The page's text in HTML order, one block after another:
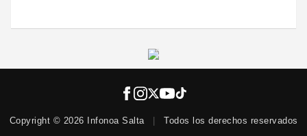
Copyright © 2026 Infonoa Salta Todos los derechos reservados